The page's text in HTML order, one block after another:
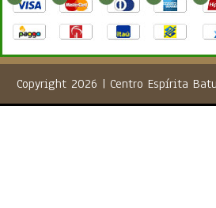
Copyright 2026 | Centro Espírita